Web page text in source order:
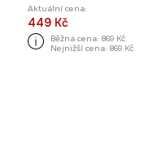
Aktuální cena:
449 Kč
Běžná cena: 869 Kč
Nejnižší cena: 869 Kč